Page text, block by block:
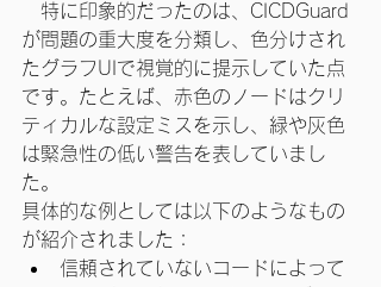
特に印象的だったのは、CICDGuard
が問題の重大度を分類し、色分けされ
たグラフUIで視覚的に提示していた点
です。たとえば、赤色のノードはクリ
ティカルな設定ミスを示し、緑や灰色
は緊急性の低い警告を表していまし
た。
具体的な例としては以下のようなもの
が紹介されました：
信頼されていないコードによって